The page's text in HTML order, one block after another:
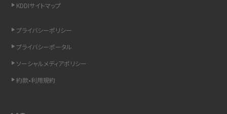
インスタのDMの送り方は？便利機能の使い方や注意点をわかりやすく解説
KDDIサイトマップ
プライバシーポリシー
プライバシーポータル
ソーシャルメディアポリシー
約款•利用規約